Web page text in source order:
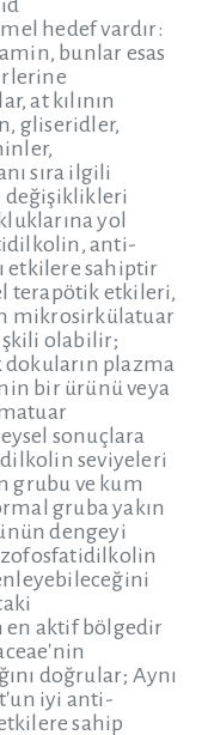
hedef vardır:
bunlar esas
at kılının
gliseridler,
sıra ilgili
değişiklikleri
yol
anti-
etkilere sahiptir
terapötik etkileri,
mikrosirkülatuar
olabilir;
plazma
bir ürünü veya
sonuçlara
seviyeleri
grubu ve kum
gruba yakın
dengeyi
aktif bölgedir
doğrular; Aynı
iyi anti-
sahip